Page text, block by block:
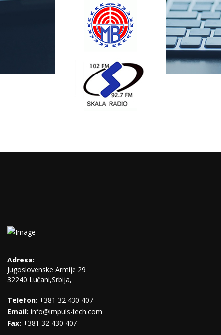
Adresa:
Jugoslovenske Armije 29
32240 Lučani,Srbija,
Telefon: +381 32 430 407
Email: info@impuls-tech.com
Fax: +381 32 430 407